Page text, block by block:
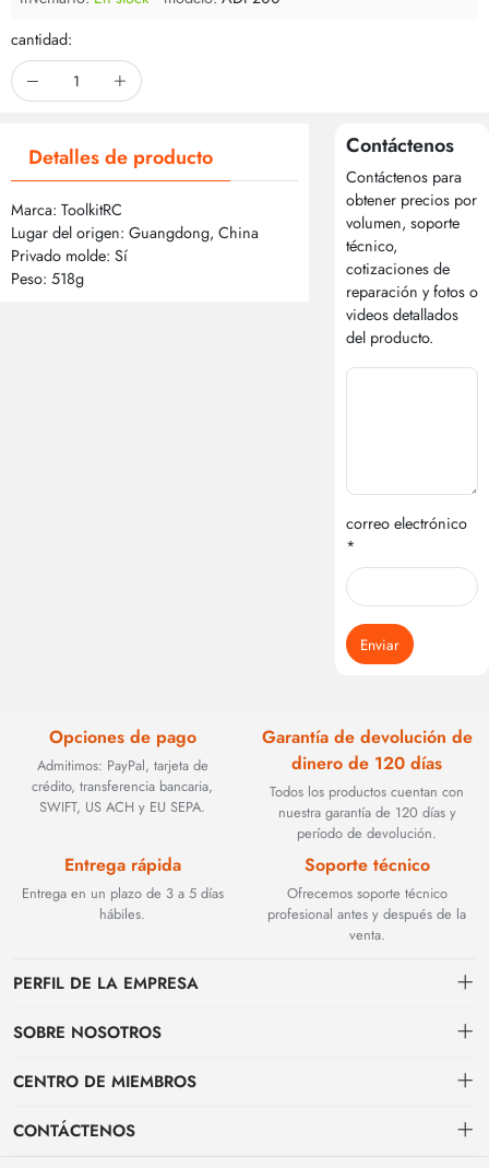
cantidad:
Detalles de producto
Marca: ToolkitRC
Lugar del origen: Guangdong, China
Privado molde: Sí
Peso: 518g
Contáctenos
Contáctenos para
obtener precios por
volumen, soporte
técnico,
cotizaciones de
reparación y fotos o
videos detallados
del producto.
correo electrónico
*
Enviar
Opciones de pago
Admitimos: PayPal, tarjeta de
crédito, transferencia bancaria,
SWIFT, US ACH y EU SEPA.
Garantía de devolución de
dinero de 120 días
Todos los productos cuentan con
nuestra garantía de 120 días y
período de devolución.
Entrega rápida
Entrega en un plazo de 3 a 5 días
hábiles.
Soporte técnico
Ofrecemos soporte técnico
profesional antes y después de la
venta.
PERFIL DE LA EMPRESA
Fundada en 2002, BEYOND TECHNOLOGY INTERNATIONAL LIMITED
rendimiento. Con la evolución de las redes industriales, ampliamos
SOBRE NOSOTROS
Contacto
Condiciones de pago & facturación
CENTRO DE MIEMBROS
centro personal
Mi pedido
CONTÁCTENOS